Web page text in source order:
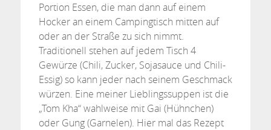
Portion Essen, die man dann auf einem
Hocker an einem Campingtisch mitten auf
oder an der Straße zu sich nimmt.
Traditionell stehen auf jedem Tisch 4
Gewürze (Chili, Zucker, Sojasauce und Chili-
Essig) so kann jeder nach seinem Geschmack
würzen. Eine meiner Lieblingssuppen ist die
„Tom Kha“ wahlweise mit Gai (Hühnchen)
oder Gung (Garnelen). Hier mal das Rezept